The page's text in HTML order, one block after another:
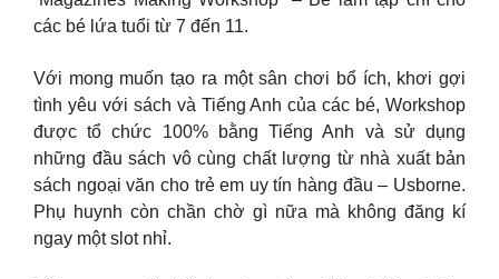
các bé lứa tuổi từ 7 đến 11.
Với mong muốn tạo ra một sân chơi bổ ích, khơi gợi
tình yêu với sách và Tiếng Anh của các bé, Workshop
được tổ chức 100% bằng Tiếng Anh và sử dụng
những đầu sách vô cùng chất lượng từ nhà xuất bản
sách ngoại văn cho trẻ em uy tín hàng đầu – Usborne.
Phụ huynh còn chần chờ gì nữa mà không đăng kí
ngay một slot nhỉ.